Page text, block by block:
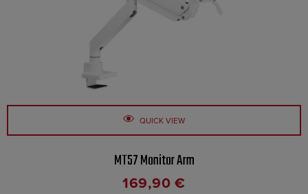
QUICK VIEW
MT57 Monitor Arm
169,90€